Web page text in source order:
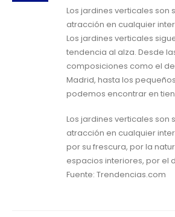
Los jardines verticales son
atracción en cualquier
Los jardines verticales
tendencia al alza. Desde
composiciones como el
Madrid, hasta los
podemos encontrar en
Los jardines verticales son
atracción en cualquier
por su frescura, por la
espacios interiores, por el
Fuente: Trendencias.com